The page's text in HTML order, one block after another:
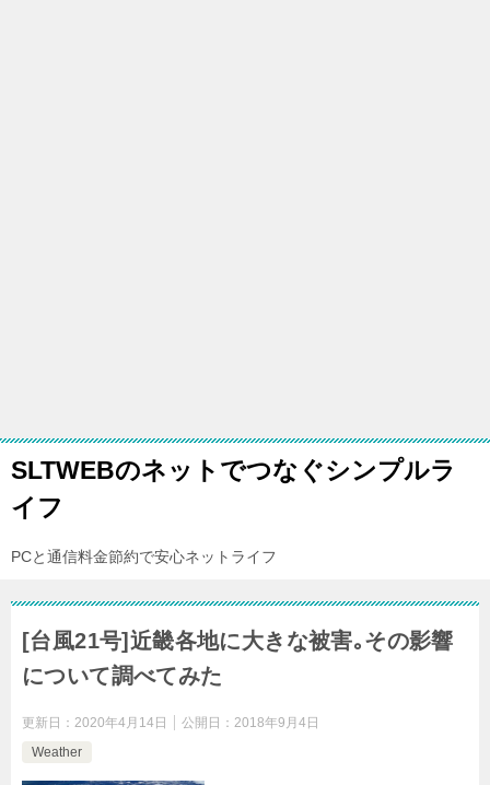
SLTWEBのネットでつなぐシンプルラ
イフ
PCと通信料金節約で安心ネットライフ
[台風21号]近畿各地に大きな被害｡その影響
について調べてみた
更新日： 2020年4月14日 公開日： 2018年9月4日
Weather